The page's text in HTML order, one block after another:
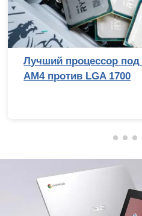
Лучший процессор под
AM4 против LGA 1700